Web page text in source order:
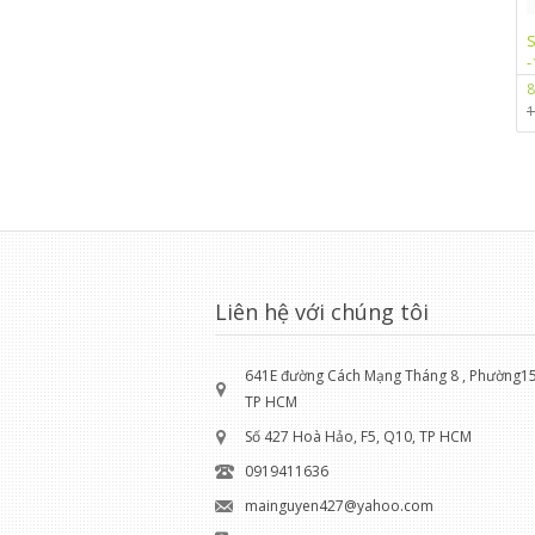
-
Liên hệ với chúng tôi
641E đường Cách Mạng Tháng 8 ,
TP HCM
Số 427 Hoà Hảo, F5, Q10, TP HCM
0919411636
mainguyen427@yahoo.com